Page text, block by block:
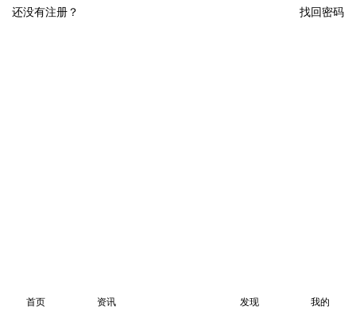
找回密码
还没有注册？
首页 资讯 发现 我的